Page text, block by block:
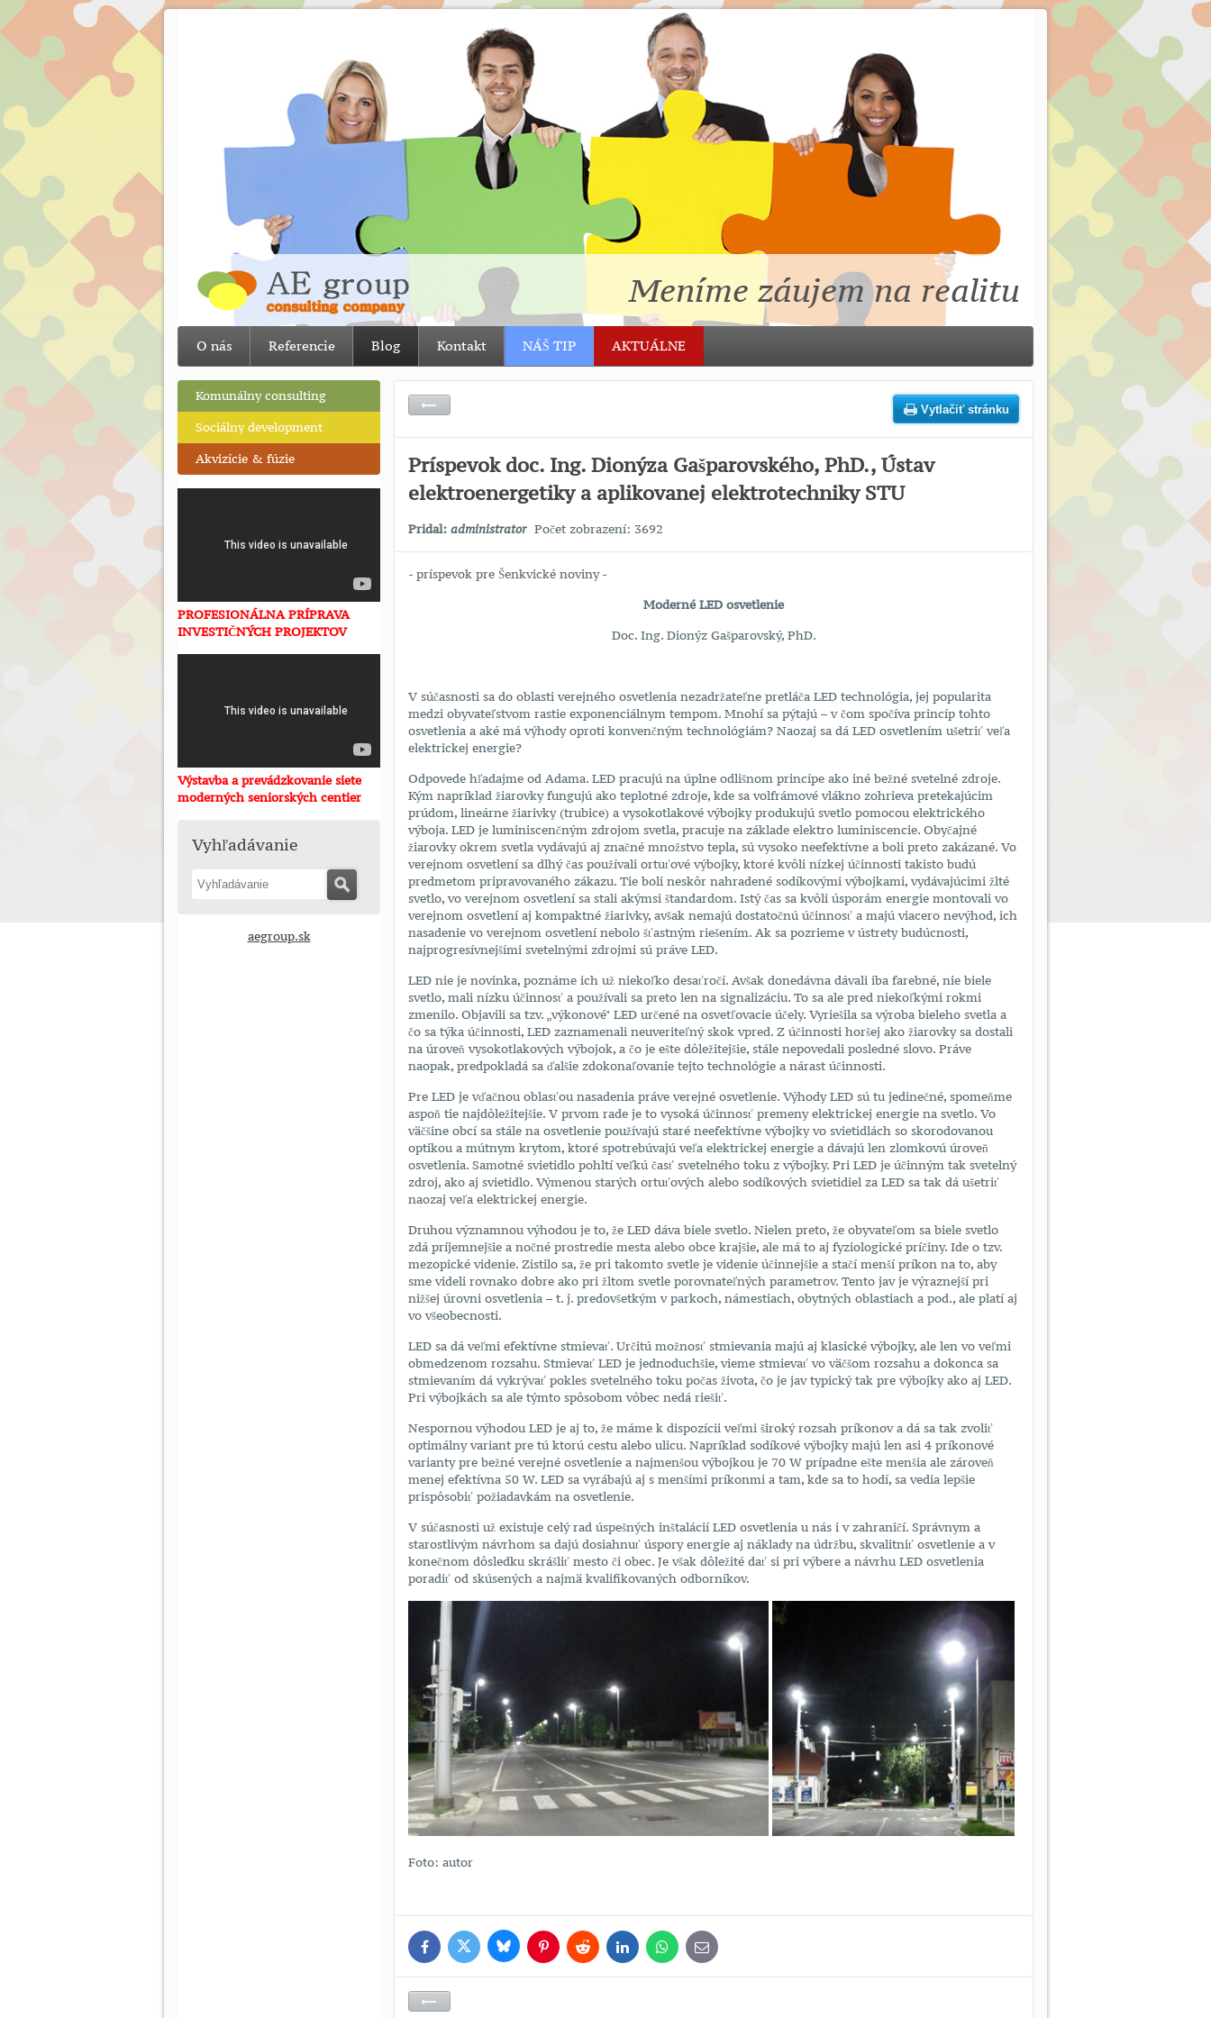
Meníme záujem na realitu
O nás Referencie Blog Kontakt NÁŠ TIP AKTUÁLNE
Vytlačiť stránku
Príspevok doc. Ing. Dionýza Gašparovského, PhD., Ústav
elektroenergetiky a aplikovanej elektrotechniky STU
Pridal: administrator Počet zobrazení: 3692
- príspevok pre Šenkvické noviny -
Moderné LED osvetlenie
Doc. Ing. Dionýz Gašparovský, PhD.
V súčasnosti sa do oblasti verejného osvetlenia nezadržateľne pretláča LED technológia, jej popularita
medzi obyvateľstvom rastie exponenciálnym tempom. Mnohí sa pýtajú – v čom spočíva princíp tohto
osvetlenia a aké má výhody oproti konvenčným technológiám? Naozaj sa dá LED osvetlením ušetriť veľa
elektrickej energie?
Odpovede hľadajme od Adama. LED pracujú na úplne odlišnom princípe ako iné bežné svetelné zdroje.
Kým napríklad žiarovky fungujú ako teplotné zdroje, kde sa volfrámové vlákno zohrieva pretekajúcim
prúdom, lineárne žiarivky (trubice) a vysokotlakové výbojky produkujú svetlo pomocou elektrického
výboja. LED je luminiscenčným zdrojom svetla, pracuje na základe elektro luminiscencie. Obyčajné
žiarovky okrem svetla vydávajú aj značné množstvo tepla, sú vysoko neefektívne a boli preto zakázané. Vo
verejnom osvetlení sa dlhý čas používali ortuťové výbojky, ktoré kvôli nízkej účinnosti takisto budú
predmetom pripravovaného zákazu. Tie boli neskôr nahradené sodíkovými výbojkami, vydávajúcimi žlté
svetlo, vo verejnom osvetlení sa stali akýmsi štandardom. Istý čas sa kvôli úsporám energie montovali vo
verejnom osvetlení aj kompaktné žiarivky, avšak nemajú dostatočnú účinnosť a majú viacero nevýhod, ich
nasadenie vo verejnom osvetlení nebolo šťastným riešením. Ak sa pozrieme v ústrety budúcnosti,
najprogresívnejšími svetelnými zdrojmi sú práve LED.
LED nie je novinka, poznáme ich už niekoľko desaťročí. Avšak donedávna dávali iba farebné, nie biele
svetlo, mali nízku účinnosť a používali sa preto len na signalizáciu. To sa ale pred niekoľkými rokmi
zmenilo. Objavili sa tzv. „výkonové" LED určené na osvetľovacie účely. Vyriešila sa výroba bieleho svetla a
čo sa týka účinnosti, LED zaznamenali neuveriteľný skok vpred. Z účinnosti horšej ako žiarovky sa dostali
na úroveň vysokotlakových výbojok, a čo je ešte dôležitejšie, stále nepovedali posledné slovo. Práve
naopak, predpokladá sa ďalšie zdokonaľovanie tejto technológie a nárast účinnosti.
Pre LED je vďačnou oblasťou nasadenia práve verejné osvetlenie. Výhody LED sú tu jedinečné, spomeňme
aspoň tie najdôležitejšie. V prvom rade je to vysoká účinnosť premeny elektrickej energie na svetlo. Vo
väčšine obcí sa stále na osvetlenie používajú staré neefektívne výbojky vo svietidlách so skorodovanou
optikou a mútnym krytom, ktoré spotrebúvajú veľa elektrickej energie a dávajú len zlomkovú úroveň
osvetlenia. Samotné svietidlo pohltí veľkú časť svetelného toku z výbojky. Pri LED je účinným tak svetelný
zdroj, ako aj svietidlo. Výmenou starých ortuťových alebo sodíkových svietidiel za LED sa tak dá ušetriť
naozaj veľa elektrickej energie.
Druhou významnou výhodou je to, že LED dáva biele svetlo. Nielen preto, že obyvateľom sa biele svetlo
zdá príjemnejšie a nočné prostredie mesta alebo obce krajšie, ale má to aj fyziologické príčiny. Ide o tzv.
mezopické videnie. Zistilo sa, že pri takomto svetle je videnie účinnejšie a stačí menší príkon na to, aby
sme videli rovnako dobre ako pri žltom svetle porovnateľných parametrov. Tento jav je výraznejší pri
nižšej úrovni osvetlenia – t. j. predovšetkým v parkoch, námestiach, obytných oblastiach a pod., ale platí aj
vo všeobecnosti.
LED sa dá veľmi efektívne stmievať. Určitú možnosť stmievania majú aj klasické výbojky, ale len vo veľmi
obmedzenom rozsahu. Stmievať LED je jednoduchšie, vieme stmievať vo väčšom rozsahu a dokonca sa
stmievaním dá vykrývať pokles svetelného toku počas života, čo je jav typický tak pre výbojky ako aj LED.
Pri výbojkách sa ale týmto spôsobom vôbec nedá riešiť.
Nespornou výhodou LED je aj to, že máme k dispozícii veľmi široký rozsah príkonov a dá sa tak zvoliť
optimálny variant pre tú ktorú cestu alebo ulicu. Napríklad sodíkové výbojky majú len asi 4 príkonové
varianty pre bežné verejné osvetlenie a najmenšou výbojkou je 70 W prípadne ešte menšia ale zároveň
menej efektívna 50 W. LED sa vyrábajú aj s menšími príkonmi a tam, kde sa to hodí, sa vedia lepšie
prispôsobiť požiadavkám na osvetlenie.
V súčasnosti už existuje celý rad úspešných inštalácií LED osvetlenia u nás i v zahraničí. Správnym a
starostlivým návrhom sa dajú dosiahnuť úspory energie aj náklady na údržbu, skvalitniť osvetlenie a v
konečnom dôsledku skrášliť mesto či obec. Je však dôležité dať si pri výbere a návrhu LED osvetlenia
poradiť od skúsených a najmä kvalifikovaných odborníkov.
Foto: autor
FacebookTwitterBlueskyPinterestRedditLinkedInWhatsApp
E-
mail
Komunálny consulting
Sociálny development
Akvizície & fúzie
PROFESIONÁLNA PRÍPRAVA
INVESTIČNÝCH PROJEKTOV
Výstavba a prevádzkovanie siete
moderných seniorských centier
Vyhľadávanie
Hľadať
aegroup.sk